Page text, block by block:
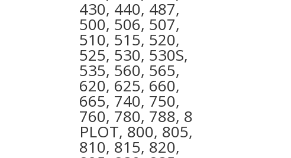
430, 440, 487,
500, 506, 507,
510, 515, 520,
525, 530, 530S,
535, 560, 565,
620, 625, 660,
665, 740, 750,
760, 780, 788, 8
PLOT, 800, 805,
810, 815, 820,